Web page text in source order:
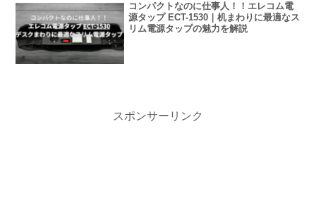
コンパクトなのに仕事人！！エレコム電
源タップ ECT-1530｜机まわりに最適なス
リム電源タップの魅力を解説
スポンサーリンク